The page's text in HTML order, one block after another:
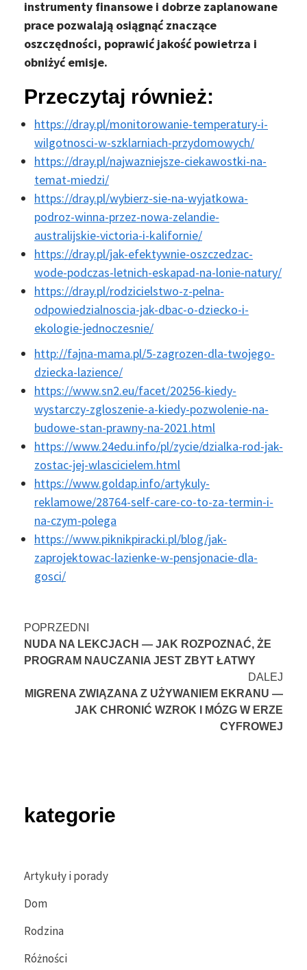
instrumenty finansowe i dobrze zaplanowane
prace pozwalają osiągnąć znaczące
oszczędności, poprawić jakość powietrza i
obniżyć emisje.
Przeczytaj również:
https://dray.pl/monitorowanie-temperatury-i-
wilgotnosci-w-szklarniach-przydomowych/
https://dray.pl/najwazniejsze-ciekawostki-na-
temat-miedzi/
https://dray.pl/wybierz-sie-na-wyjatkowa-
podroz-winna-przez-nowa-zelandie-
australijskie-victoria-i-kalifornie/
https://dray.pl/jak-efektywnie-oszczedzac-
wode-podczas-letnich-eskapad-na-lonie-natury/
https://dray.pl/rodzicielstwo-z-pelna-
odpowiedzialnoscia-jak-dbac-o-dziecko-i-
ekologie-jednoczesnie/
http://fajna-mama.pl/5-zagrozen-dla-twojego-
dziecka-lazience/
https://www.sn2.eu/facet/20256-kiedy-
wystarczy-zgloszenie-a-kiedy-pozwolenie-na-
budowe-stan-prawny-na-2021.html
https://www.24edu.info/pl/zycie/dzialka-rod-jak-
zostac-jej-wlascicielem.html
https://www.goldap.info/artykuly-
reklamowe/28764-self-care-co-to-za-termin-i-
na-czym-polega
https://www.piknikpiracki.pl/blog/jak-
zaprojektowac-lazienke-w-pensjonacie-dla-
gosci/
Nawigacja
wpisu
POPRZEDNI
NUDA NA LEKCJACH — JAK ROZPOZNAĆ, ŻE
PROGRAM NAUCZANIA JEST ZBYT ŁATWY
DALEJ
MIGRENA ZWIĄZANA Z UŻYWANIEM EKRANU —
JAK CHRONIĆ WZROK I MÓZG W ERZE
CYFROWEJ
kategorie
Artykuły i porady
Dom
Rodzina
Różności